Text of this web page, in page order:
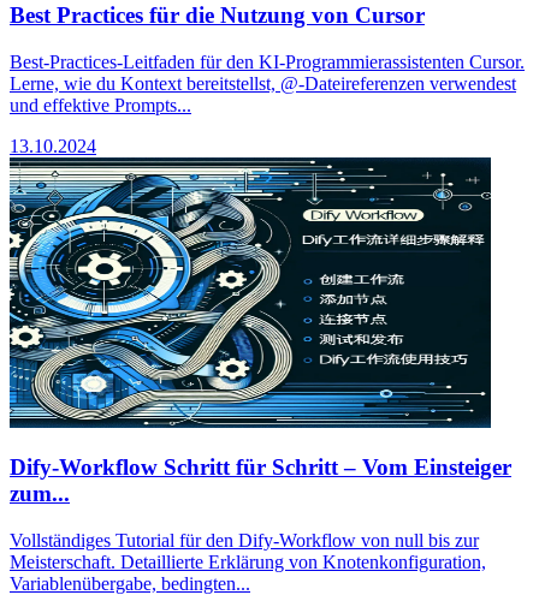
Best Practices für die Nutzung von Cursor
Best-Practices-Leitfaden für den KI-Programmierassistenten Cursor.
Lerne, wie du Kontext bereitstellst, @-Dateireferenzen verwendest
und effektive Prompts...
13.10.2024
Dify-Workflow Schritt für Schritt – Vom Einsteiger
zum...
Vollständiges Tutorial für den Dify-Workflow von null bis zur
Meisterschaft. Detaillierte Erklärung von Knotenkonfiguration,
Variablenübergabe, bedingten...